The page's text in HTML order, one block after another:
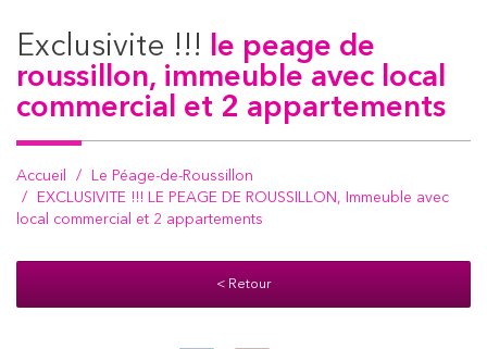
exclusivite !!! le peage de
roussillon, immeuble avec local
commercial et 2 appartements
Accueil
Le Péage-de-Roussillon
EXCLUSIVITE !!! LE PEAGE DE ROUSSILLON, Immeuble avec
local commercial et 2 appartements
< Retour